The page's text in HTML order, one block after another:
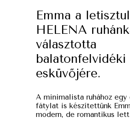
Emma a
HELENA
választotta
balatonfelvidéki
esküvőjére.
A minimalista ruhához egy
fátylat is készítettünk
modern, de romantikus lett